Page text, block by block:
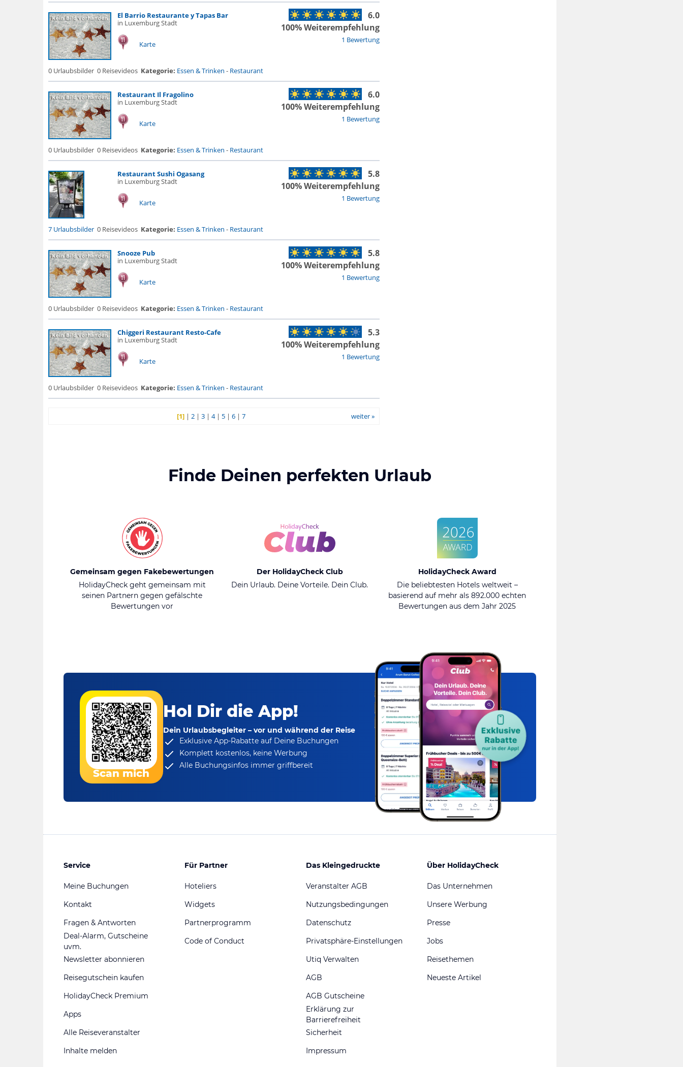
El Barrio Restaurante y Tapas Bar
in Luxemburg Stadt
Karte 1 Bewertung
6.0
100% Weiterempfehlung
0 Urlaubsbilder 0 Reisevideos Kategorie: Essen & Trinken - Restaurant
Restaurant Il Fragolino
in Luxemburg Stadt
Karte 1 Bewertung
6.0
100% Weiterempfehlung
0 Urlaubsbilder 0 Reisevideos Kategorie: Essen & Trinken - Restaurant
Restaurant Sushi Ogasang
in Luxemburg Stadt
Karte 1 Bewertung
5.8
100% Weiterempfehlung
7 Urlaubsbilder 0 Reisevideos Kategorie: Essen & Trinken - Restaurant
Snooze Pub
in Luxemburg Stadt
Karte 1 Bewertung
5.8
100% Weiterempfehlung
0 Urlaubsbilder 0 Reisevideos Kategorie: Essen & Trinken - Restaurant
Chiggeri Restaurant Resto-Cafe
in Luxemburg Stadt
Karte 1 Bewertung
5.3
100% Weiterempfehlung
0 Urlaubsbilder 0 Reisevideos Kategorie: Essen & Trinken - Restaurant
[1]| 2| 3| 4| 5| 6| 7 weiter »
Finde Deinen perfekten Urlaub
Gemeinsam gegen Fakebewertungen
HolidayCheck geht gemeinsam mit
seinen Partnern gegen gefälschte
Bewertungen vor
Der HolidayCheck Club
Dein Urlaub. Deine Vorteile. Dein Club.
HolidayCheck Award
Die beliebtesten Hotels weltweit –
basierend auf mehr als 892.000 echten
Bewertungen aus dem Jahr 2025
Scan mich
Hol Dir die App!
Dein Urlaubsbegleiter – vor und während der Reise
Exklusive App-Rabatteauf Deine Buchungen
Komplett kostenlos, keine Werbung
Alle Buchungsinfos immer griffbereit
Service
Meine Buchungen
Kontakt
Fragen & Antworten
Deal-Alarm, Gutscheine
uvm.
Newsletter abonnieren
Reisegutschein kaufen
HolidayCheck Premium
Apps
Alle Reiseveranstalter
Inhalte melden
Für Partner
Hoteliers
Widgets
Partnerprogramm
Code of Conduct
Das Kleingedruckte
Veranstalter AGB
Nutzungsbedingungen
Datenschutz
Privatsphäre-Einstellungen
Utiq Verwalten
AGB
AGB Gutscheine
Erklärung zur
Barrierefreiheit
Sicherheit
Impressum
Über HolidayCheck
Das Unternehmen
Unsere Werbung
Presse
Jobs
Reisethemen
Neueste Artikel